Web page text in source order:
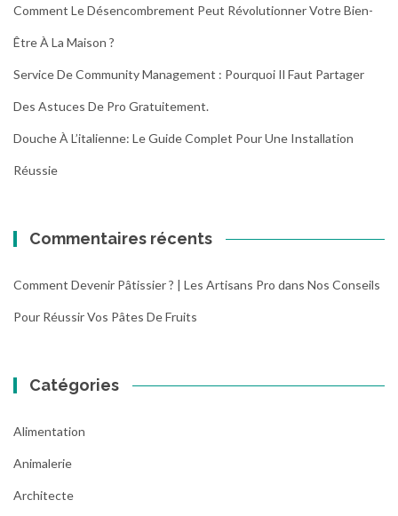
Comment Le Désencombrement Peut Révolutionner Votre Bien-
Être À La Maison ?
Service De Community Management : Pourquoi Il Faut Partager
Des Astuces De Pro Gratuitement.
Douche À L’italienne: Le Guide Complet Pour Une Installation
Réussie
Commentaires récents
Comment Devenir Pâtissier ? | Les Artisans Pro dans Nos Conseils
Pour Réussir Vos Pâtes De Fruits
Catégories
Alimentation
Animalerie
Architecte